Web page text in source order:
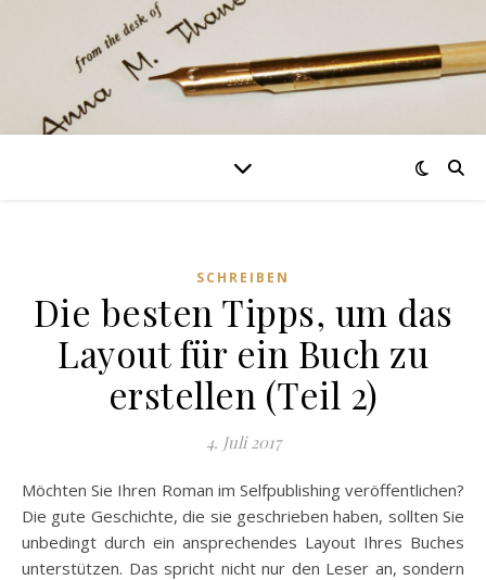
SCHREIBEN
Die besten Tipps, um das
Layout für ein Buch zu
erstellen (Teil 2)
4. Juli 2017
Möchten Sie Ihren Roman im Selfpublishing veröffentlichen?
Die gute Geschichte, die sie geschrieben haben, sollten Sie
unbedingt durch ein ansprechendes Layout Ihres Buches
unterstützen. Das spricht nicht nur den Leser an, sondern